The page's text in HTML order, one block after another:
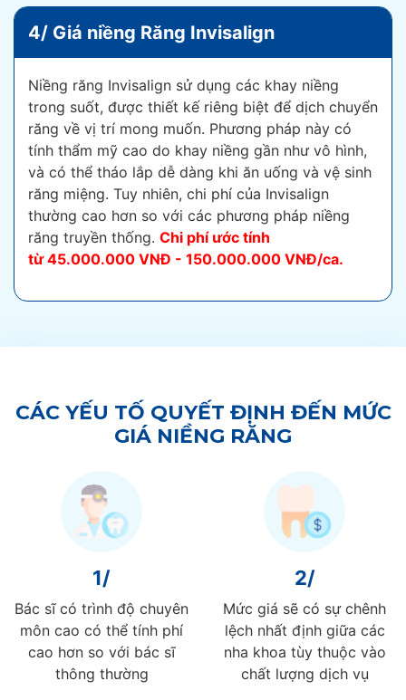
4/ Giá niềng Răng Invisalign
Niềng răng Invisalign sử dụng các khay niềng
trong suốt, được thiết kế riêng biệt để dịch chuyển
răng về vị trí mong muốn. Phương pháp này có
tính thẩm mỹ cao do khay niềng gần như vô hình,
và có thể tháo lắp dễ dàng khi ăn uống và vệ sinh
răng miệng. Tuy nhiên, chi phí của Invisalign
thường cao hơn so với các phương pháp niềng
răng truyền thống. Chi phí ước tính
từ45.000.000 VNĐ - 150.000.000 VNĐ/ca.
CÁC YẾU TỐ QUYẾT ĐỊNH ĐẾN MỨC
GIÁ NIỀNG RĂNG
1/
Bác sĩ có trình độ chuyên
môn cao có thể tính phí
cao hơn so với bác sĩ
thông thường
2/
Mức giá sẽ có sự chênh
lệch nhất định giữa các
nha khoa tùy thuộc vào
chất lượng dịch vụ